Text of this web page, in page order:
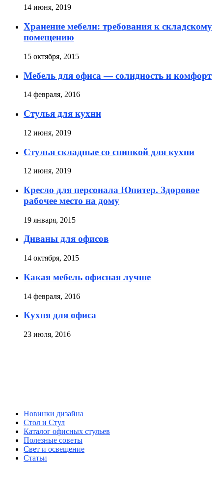
14 июня, 2019
Хранение мебели: требования к складскому
помещению
15 октября, 2015
Мебель для офиса — солидность и комфорт
14 февраля, 2016
Стулья для кухни
12 июня, 2019
Стулья складные со спинкой для кухни
12 июня, 2019
Кресло для персонала Юпитер. Здоровое
рабочее место на дому
19 января, 2015
Диваны для офисов
14 октября, 2015
Какая мебель офисная лучше
14 февраля, 2016
Кухня для офиса
23 июля, 2016
Новинки дизайна
Стол и Стул
Каталог офисных стульев
Полезные советы
Свет и освещение
Статьи